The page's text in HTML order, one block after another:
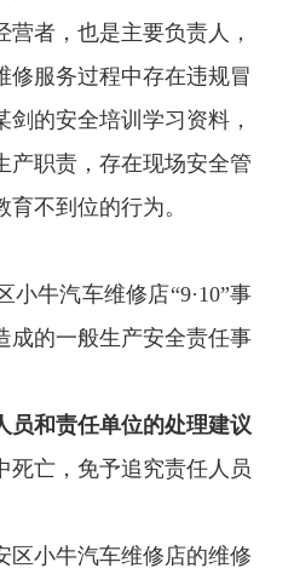
营者，也是主要负责人，
修服务过程中存在违规冒
剑的安全培训学习资料，
产职责，存在现场安全管
不到位的行为。
牛汽车维修店“9·10”事
成的一般生产安全责任事
员和责任单位的处理建议
亡，免予追究责任人员
小牛汽车维修店的维修